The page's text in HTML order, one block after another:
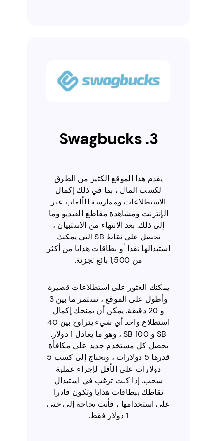
3. Swagbucks
يقدم هذا الموقع الكثير من الطرق
لكسب المال ، بما في ذلك إكمال
الاستطلاعات وممارسة الألعاب عبر
الإنترنت ومشاهدة مقاطع الفيديو وما
إلى ذلك. بعد الانتهاء من الاستبيان ،
تحصل على نقاط SB التي يمكنك
استبدالها نقدا أو بطاقات هدايا من أكثر
من 1,500 بائع تجزئة.
يمكنك العثور على استطلاعات قصيرة
وأطول على الموقع ، تستمر ما بين 3
و 20 دقيقة. يمكن أن يمنحك إكمال
استطلاع واحد أي شيء يتراوح بين 40
SB و 100 SB ، وهو ما يعادل 1 دولار.
يحصل كل مستخدم جديد على مكافأة
قدرها 5 دولارات ، وتحتاج إلى كسب 5
دولارات على الأقل لإجراء عملية
سحب. إذا كنت ترغب في استبدال
نقاطك ببطاقات هدايا وتكون قادرا
على استخدامها ، فأنت بحاجة إلى جني